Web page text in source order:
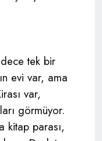
tek bir
evi var, ama
var,
görmüyor.
kitap parası,